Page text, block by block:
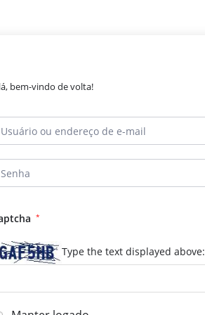
bem-vindo de volta!
*
Type the text displayed above: